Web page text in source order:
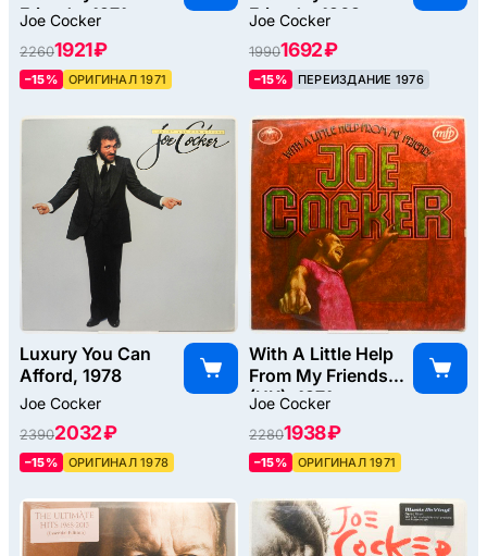
Friends, 1971
Joe Cocker
22601921 ₽
–15% ОРИГИНАЛ 1971
Friends, 1969
Joe Cocker
19901692 ₽
–15% ПЕРЕИЗДАНИЕ 1976
Luxury You Can
Afford, 1978
Joe Cocker
23902032 ₽
–15% ОРИГИНАЛ 1978
With A Little Help
From My Friends
(UK), 1971
Joe Cocker
22801938 ₽
–15% ОРИГИНАЛ 1971